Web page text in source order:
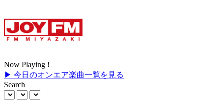
Now Playing !
▶ 今日のオンエア楽曲一覧を見る
Search